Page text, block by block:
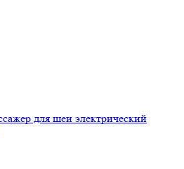
для шеи электрический